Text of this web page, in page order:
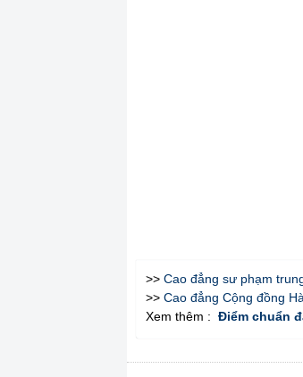
>> Cao đẳng sư phạm
>> Cao đẳng Cộng đồng
Xem thêm : Điểm chuẩn